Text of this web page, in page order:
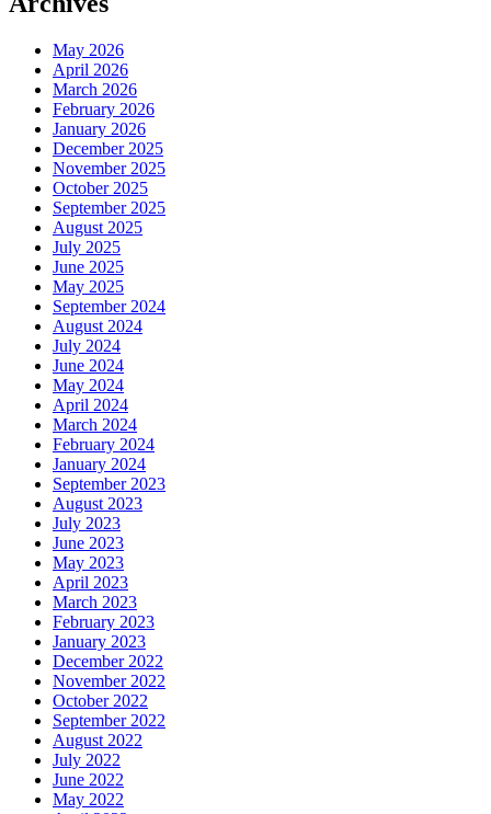
May 2026
April 2026
March 2026
February 2026
January 2026
December 2025
November 2025
October 2025
September 2025
August 2025
July 2025
June 2025
May 2025
September 2024
August 2024
July 2024
June 2024
May 2024
April 2024
March 2024
February 2024
January 2024
September 2023
August 2023
July 2023
June 2023
May 2023
April 2023
March 2023
February 2023
January 2023
December 2022
November 2022
October 2022
September 2022
August 2022
July 2022
June 2022
May 2022